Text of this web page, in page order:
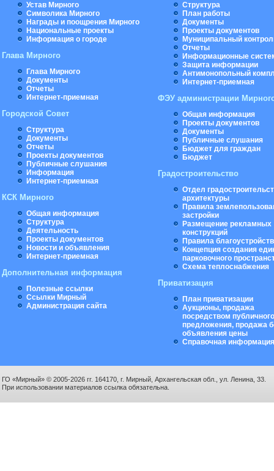
Устав Мирного
Символика Мирного
Награды и поощрения Мирного
Национальные проекты
Информация о городе
Глава Мирного
Глава Мирного
Документы
Отчеты
Интернет-приемная
Городской Совет
Структура
Документы
Отчеты
Проекты документов
Публичные слушания
Информация
Интернет-приемная
КСК Мирного
Общая информация
Структура
Деятельность
Проекты документов
Новости и объявления
Интернет-приемная
Дополнительная информация
Полезные ссылки
Ссылки Мирный
Администрация сайта
Структура
План работы
Документы
Проекты документов
Муниципальный
Отчеты
Информационные
Защита информации
Антимонопольный
Интернет-приемная
ФЭУ администрации
Общая информация
Проекты документов
Документы
Публичные слушания
Бюджет для граждан
Бюджет
Градостроительство
Отдел
архитектуры
Правила
застройки
Размещение рекламных
конструкций
Правила
Концепция создания
парковочного
Схема теплоснабжения
Приватизация
План приватизации
Аукционы, продажа
посредством публичного
предложения, продажа
объявления цены
Справочная информация
ГО «Мирный» © 2005-2026 гг. 164170, г. Мирный, Архангельская обл., ул. Ленина, 33.
При использовании материалов ссылка обязательна.